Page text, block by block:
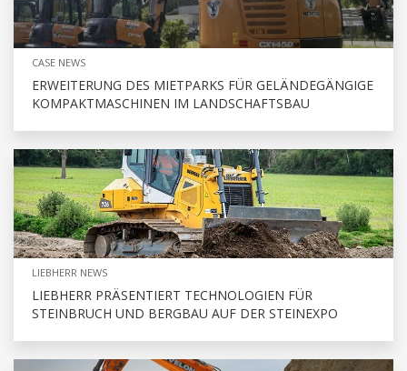
CASE NEWS
ERWEITERUNG DES MIETPARKS FÜR GELÄNDEGÄNGIGE
KOMPAKTMASCHINEN IM LANDSCHAFTSBAU
LIEBHERR NEWS
LIEBHERR PRÄSENTIERT TECHNOLOGIEN FÜR
STEINBRUCH UND BERGBAU AUF DER STEINEXPO